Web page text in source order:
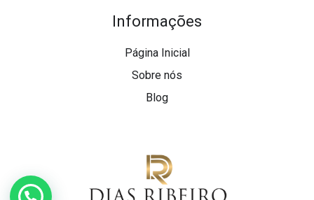
Informações
Página Inicial
Sobre nós
Blog